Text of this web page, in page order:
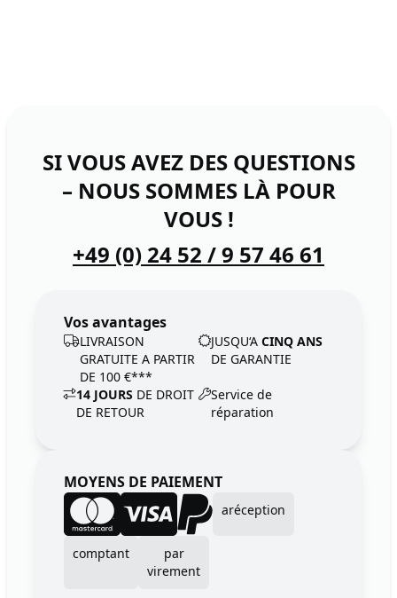
SI VOUS AVEZ DES QUESTIONS
– NOUS SOMMES LÀ POUR
VOUS !
+49 (0) 24 52 / 9 57 46 61
Vos avantages
LIVRAISON
GRATUITE A PARTIR
DE 100 €***
JUSQU‘A CINQ ANS
DE GARANTIE
14 JOURS DE DROIT
DE RETOUR
Service de
réparation
MOYENS DE PAIEMENT
aréception
comptant
par
virement